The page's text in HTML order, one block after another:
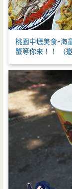
桃園中壢美食-海
蟹等你來！！ （邀